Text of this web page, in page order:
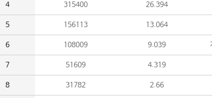
4 315400 26.394
5 156113 13.064
6 108009 9.039
7 51609 4.319
8 31782 2.66